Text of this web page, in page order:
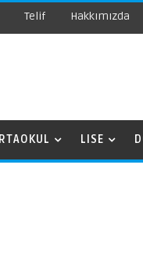
Telif Hakkımızda
LISE